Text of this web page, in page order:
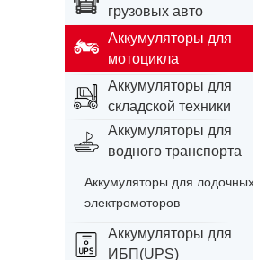
грузовых авто
Аккумуляторы для
мотоцикла
Аккумуляторы для
складской техники
Аккумуляторы для
водного транспорта
Аккумуляторы для лодочных
электромоторов
Аккумуляторы для
ИБП(UPS)